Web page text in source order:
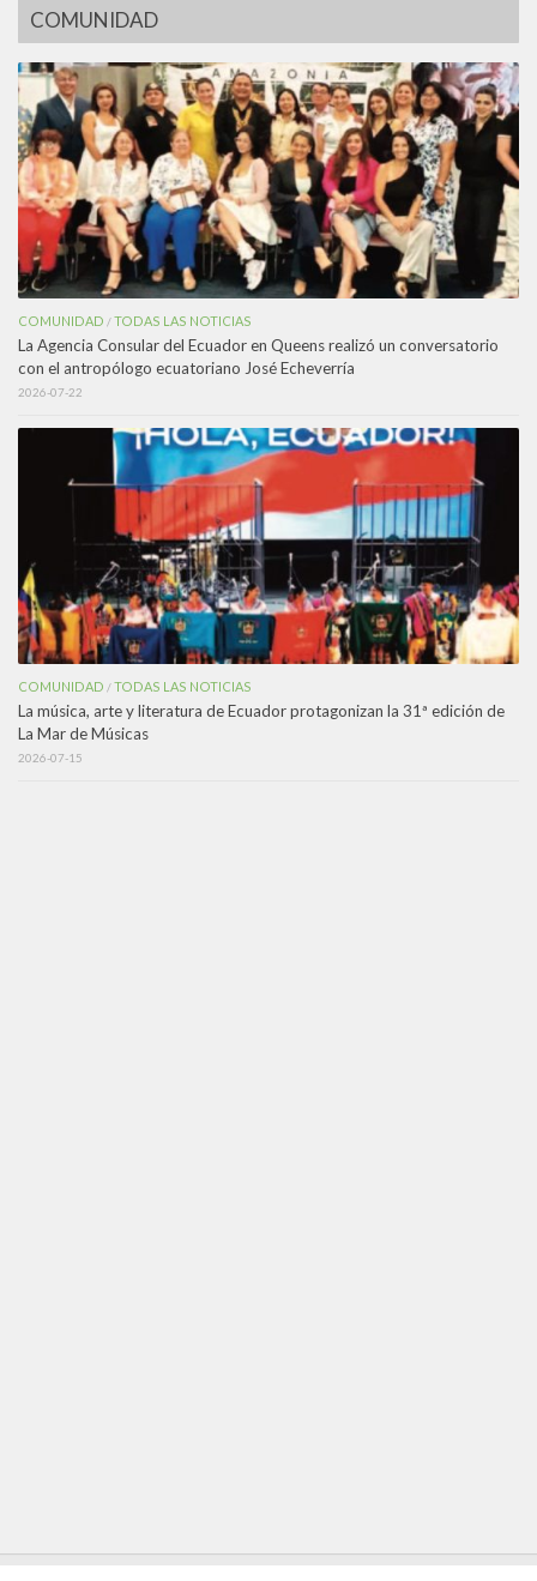
COMUNIDAD
COMUNIDAD /TODAS LAS NOTICIAS
La Agencia Consular del Ecuador en Queens realizó un conversatorio
con el antropólogo ecuatoriano José Echeverría
2026-07-22
COMUNIDAD /TODAS LAS NOTICIAS
La música, arte y literatura de Ecuador protagonizan la 31ª edición de
La Mar de Músicas
2026-07-15